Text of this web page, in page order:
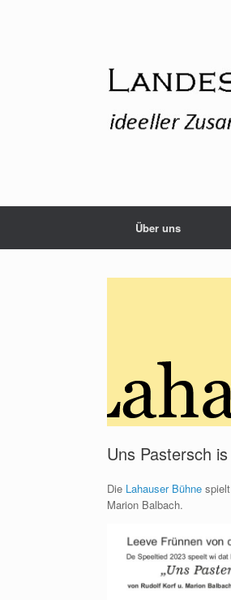
Über uns
Uns Pastersch
Die Lahauser Bühne
Marion Balbach.